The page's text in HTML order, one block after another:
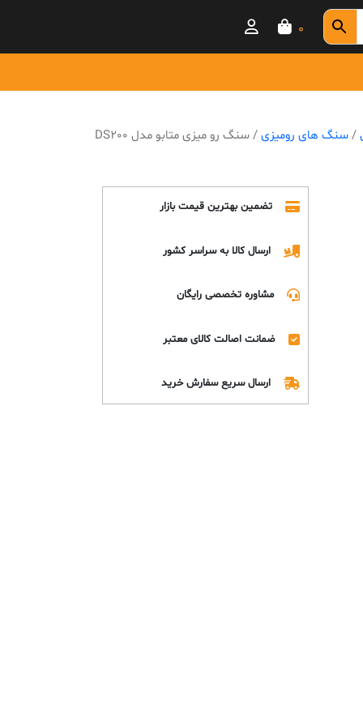
0
/سنگ های رومیزی / سنگ رو میزی متابو مدل DS200
تضمین بهترین قیمت بازار
ارسال کالا به سراسر کشور
مشاوره تخصصی رایگان
ضمانت اصالت کالای معتبر
ارسال سریع سفارش خرید